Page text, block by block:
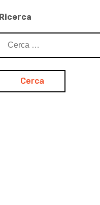
Ricerca
per: